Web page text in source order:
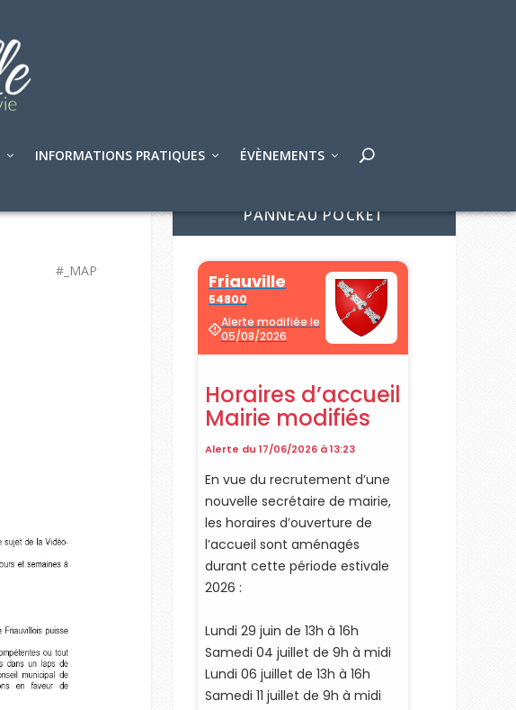
INFORMATIONS PRATIQUES ÉVÈNEMENTS
#_MAP
PANNEAU POCKET